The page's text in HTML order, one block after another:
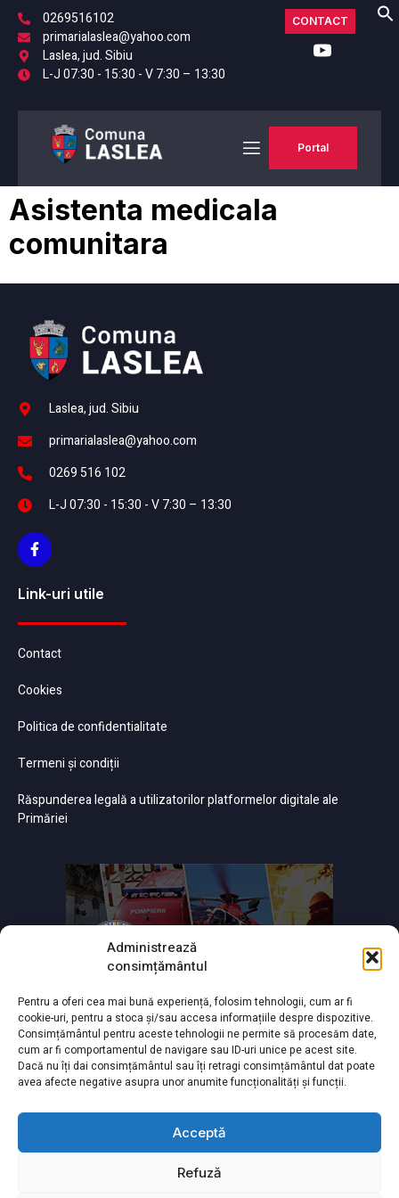
Administrează
consimțământul
Pentru a oferi cea mai bună experiență, folosim tehnologii, cum ar fi
cookie-uri, pentru a stoca și/sau accesa informațiile despre dispozitive.
Consimțământul pentru aceste tehnologii ne permite să procesăm date,
cum ar fi comportamentul de navigare sau ID-uri unice pe acest site.
Dacă nu îți dai consimțământul sau îți retragi consimțământul dat poate
avea afecte negative asupra unor anumite funcționalități și funcții.
Acceptă
Refuză
0269516102
primarialaslea@yahoo.com
Laslea, jud. Sibiu
L-J 07:30 - 15:30 - V 7:30 – 13:30
CONTACT
Portal
Asistenta medicala
comunitara
Laslea, jud. Sibiu
primarialaslea@yahoo.com
0269 516 102
L-J 07:30 - 15:30 - V 7:30 – 13:30
Link-uri utile
Contact
Cookies
Politica de confidentialitate
Termeni și condiții
Răspunderea legală a utilizatorilor platformelor digitale ale
Primăriei